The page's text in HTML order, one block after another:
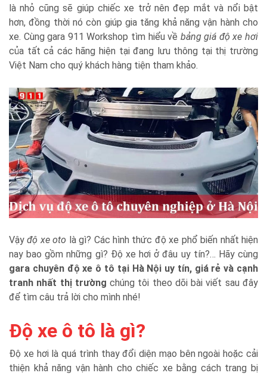
là nhỏ cũng sẽ giúp chiếc xe trở nên đẹp mắt và nổi bật
hơn, đồng thời nó còn giúp gia tăng khả năng vận hành cho
xe. Cùng gara 911 Workshop tìm hiểu về bảng giá độ xe hơi
của tất cả các hãng hiện tại đang lưu thông tại thị trường
Việt Nam cho quý khách hàng tiện tham khảo.
Vậyđộ xe oto là gì? Các hình thức độ xe phổ biến nhất hiện
nay bao gồm những gì? Độ xe hơi ở đâu uy tín?… Hãy cùng
gara chuyên độ xe ô tô tại Hà Nội uy tín, giá rẻ và cạnh
tranh nhất thị trường chúng tôi theo dõi bài viết sau đây
để tìm câu trả lời cho mình nhé!
Độ xe ô tô là gì?
Độ xe hơi là quá trình thay đổi diện mạo bên ngoài hoặc cải
thiện khả năng vận hành cho chiếc xe bằng cách trang bị